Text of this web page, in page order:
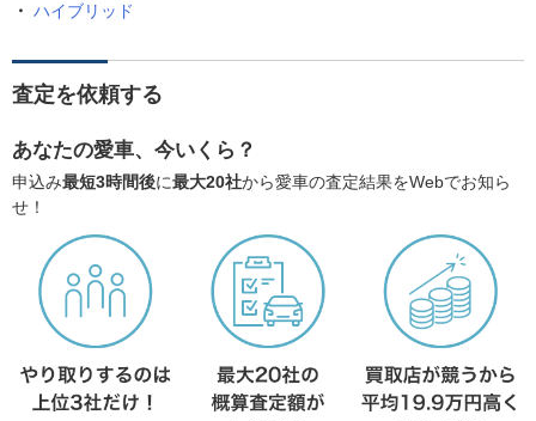
ハイブリッド
査定を依頼する
あなたの愛車、今いくら？
申込み最短3時間後に最大20社から愛車の査定結果をWebでお知ら
せ！